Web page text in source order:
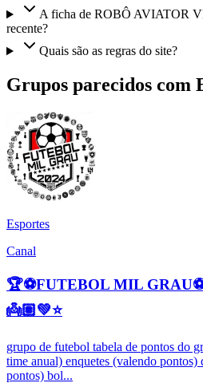
A ficha de ROBÔ AVIATOR
recente?
Quais são as regras do site?
Grupos parecidos com
Esportes
Canal
🏆⚽FUTEBOL MIL
👼🏽💚⭐
grupo de futebol tabela de pontos do
time anual) enquetes (valendo pontos)
pontos) bol...